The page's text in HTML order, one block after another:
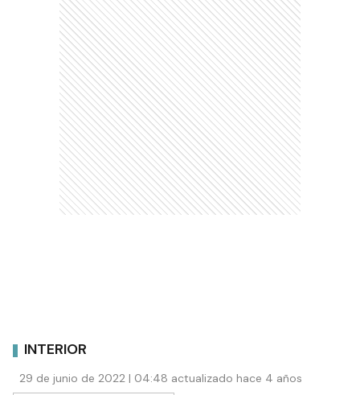
INTERIOR
29 de junio de 2022 | 04:48 actualizado hace 4 años